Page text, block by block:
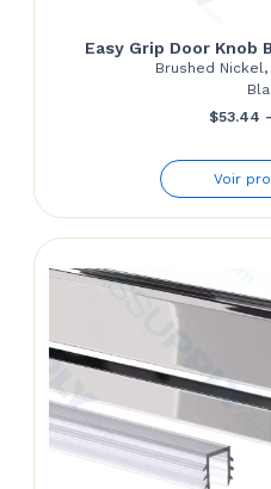
Easy Grip Door Knob
Brushed
$53.44
Voir